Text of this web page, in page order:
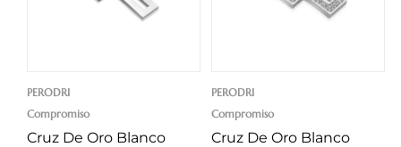
PERODRI
Compromiso
Cruz De Oro Blanco
PERODRI
Compromiso
Cruz De Oro Blanco